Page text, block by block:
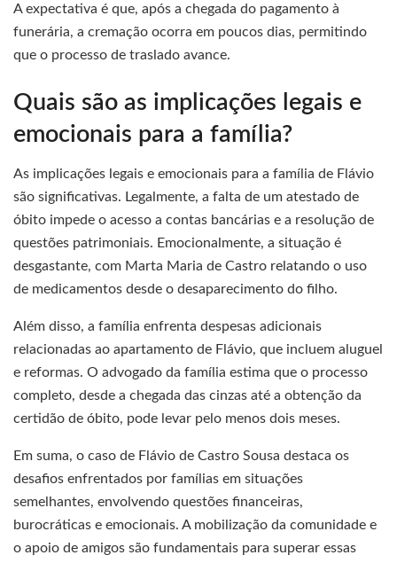
A expectativa é que, após a chegada do pagamento à
funerária, a cremação ocorra em poucos dias, permitindo
que o processo de traslado avance.
Quais são as implicações legais e
emocionais para a família?
As implicações legais e emocionais para a família de Flávio
são significativas. Legalmente, a falta de um atestado de
óbito impede o acesso a contas bancárias e a resolução de
questões patrimoniais. Emocionalmente, a situação é
desgastante, com Marta Maria de Castro relatando o uso
de medicamentos desde o desaparecimento do filho.
Além disso, a família enfrenta despesas adicionais
relacionadas ao apartamento de Flávio, que incluem aluguel
e reformas. O advogado da família estima que o processo
completo, desde a chegada das cinzas até a obtenção da
certidão de óbito, pode levar pelo menos dois meses.
Em suma, o caso de Flávio de Castro Sousa destaca os
desafios enfrentados por famílias em situações
semelhantes, envolvendo questões financeiras,
burocráticas e emocionais. A mobilização da comunidade e
o apoio de amigos são fundamentais para superar essas